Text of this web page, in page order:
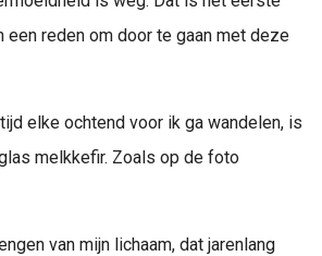
een reden om door te gaan met deze
elke ochtend voor ik ga wandelen, is
melkkefir. Zoals op de foto
van mijn lichaam, dat jarenlang